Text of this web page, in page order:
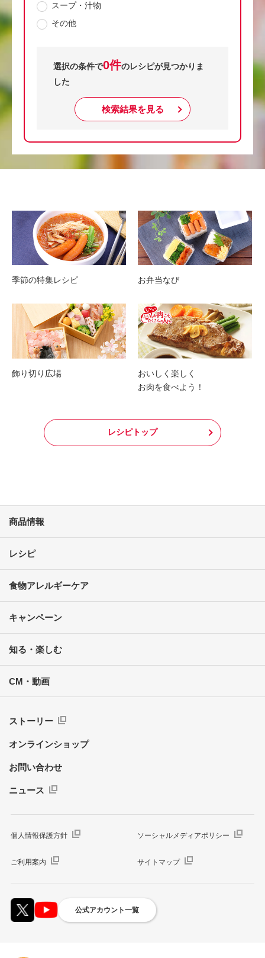
スープ・汁物
その他
選択の条件で0件のレシピが見つかりま
した
検索結果を見る
季節の特集レシピ お弁当なび
飾り切り広場
おいしく楽しく
お肉を食べよう！
レシピトップ
商品情報
レシピ
食物アレルギーケア
キャンペーン
知る・楽しむ
CM・動画
ストーリー
オンラインショップ
お問い合わせ
ニュース
個人情報保護方針 ソーシャルメディアポリシー
ご利用案内 サイトマップ
公式アカウント一覧